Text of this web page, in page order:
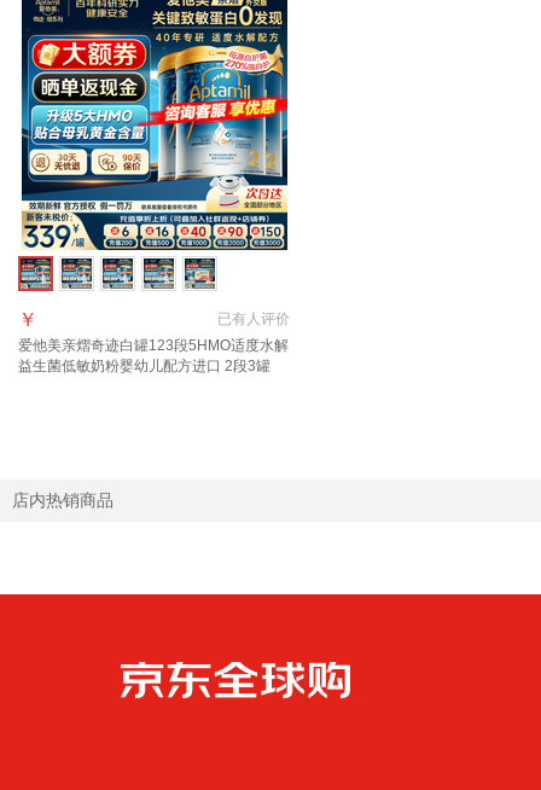
已有人评价
￥
爱他美亲熠奇迹白罐123段5HMO适度水解
益生菌低敏奶粉婴幼儿配方进口 2段3罐
店内热销商品